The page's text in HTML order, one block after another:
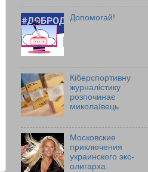
Допомогай!
Кіберспортивну
журналістику
розпочинає
миколаївець
Московские
приключения
украинского экс-
олигарха